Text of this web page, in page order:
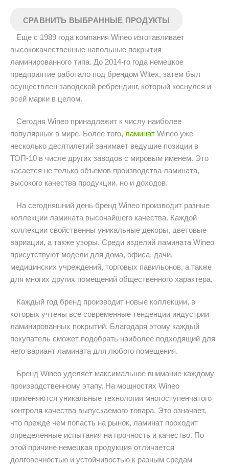
Еще с 1989 года компания Wineo изготавливает
высококачественные напольные покрытия
ламинированного типа. До 2014-го года немецкое
предприятие работало под брендом Witex, затем был
осуществлен заводской ребрендинг, который коснулся и
всей марки в целом.
Сегодня Wineo принадлежит к числу наиболее
популярных в мире. Более того, ламинат Wineo уже
несколько десятилетий занимает ведущие позиции в
ТОП-10 в числе других заводов с мировым именем. Это
касается не только объемов производства ламината,
высокого качества продукции, но и доходов.
На сегодняшний день бренд Wineo производит разные
коллекции ламината высочайшего качества. Каждой
коллекции свойственны уникальные декоры, цветовые
вариации, а также узоры. Среди изделий ламината Wineo
присутствуют модели для дома, офиса, дачи,
медицинских учреждений, торговых павильонов, а также
для многих других помещений общественного характера.
Каждый год бренд производит новые коллекции, в
которых учтены все современные тенденции индустрии
ламинированных покрытий. Благодаря этому каждый
покупатель сможет подобрать наиболее подходящий для
него вариант ламината для любого помещения.
Бренд Wineo уделяет максимальное внимание каждому
производственному этапу. На мощностях Wineo
применяются уникальные технологии многоступенчатого
контроля качества выпускаемого товара. Это означает,
что прежде чем попасть на рынок, ламинат проходит
определенные испытания на прочность и качество. По
этой причине немецкая продукция отличается
долговечностью и устойчивостью к разным средам